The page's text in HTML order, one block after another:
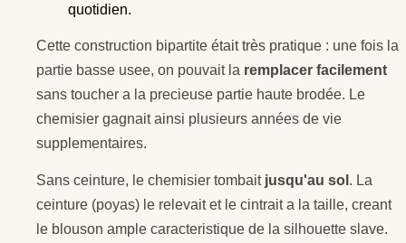
quotidien.
Cette construction bipartite était très pratique : une fois la
partie basse usee, on pouvait la remplacer facilement
sans toucher a la precieuse partie haute brodée. Le
chemisier gagnait ainsi plusieurs années de vie
supplementaires.
Sans ceinture, le chemisier tombait jusqu'au sol . La
ceinture (poyas) le relevait et le cintrait a la taille, creant
le blouson ample caracteristique de la silhouette slave.